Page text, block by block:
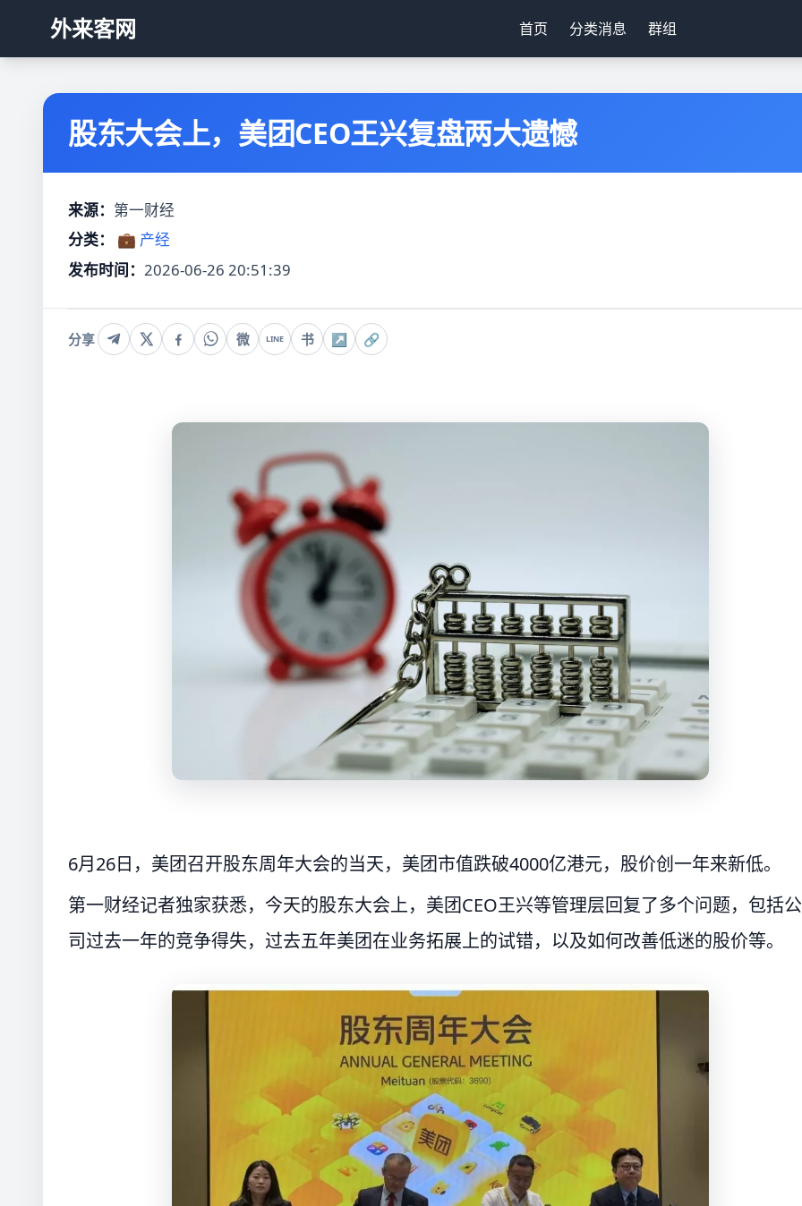
外来客网 首页 分类消息 群组
股东大会上，美团CEO王兴复盘两大遗憾
来源： 第一财经
分类：
💼 产经
发布时间： 2026-06-26 20:51:39
分享 微 LINE 书 ↗ 🔗
6月26日，美团召开股东周年大会的当天，美团市值跌破4000亿港元，股价创一年来新低。
第一财经记者独家获悉，今天的股东大会上，美团CEO王兴等管理层回复了多个问题，包括公
司过去一年的竞争得失，过去五年美团在业务拓展上的试错，以及如何改善低迷的股价等。